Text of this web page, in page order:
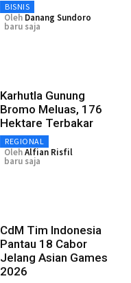
BISNIS
Oleh Danang Sundoro
baru saja
Karhutla Gunung
Bromo Meluas, 176
Hektare Terbakar
REGIONAL
OlehAlfian Risfil
baru saja
CdM Tim Indonesia
Pantau 18 Cabor
Jelang Asian Games
2026